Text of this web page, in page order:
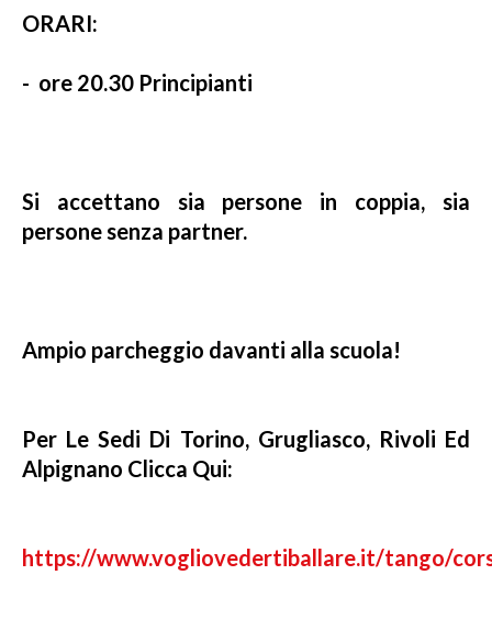
ORARI:
- ore 20.30 Principianti
Si accettano sia persone in coppia, sia
persone senza partner.
Ampio parcheggio davanti alla scuola!
Per Le Sedi Di Torino, Grugliasco, Rivoli Ed
Alpignano Clicca Qui:
https://www.vogliovedertiballare.it/tango/